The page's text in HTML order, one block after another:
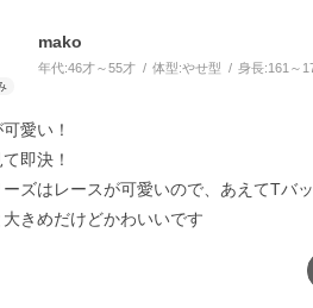
mako
年代:46才～55才 体型:やせ型 身長:161～
愛い！
即決！
ーズはレースが可愛いので、あえてTバ
きめだけどかわいいです